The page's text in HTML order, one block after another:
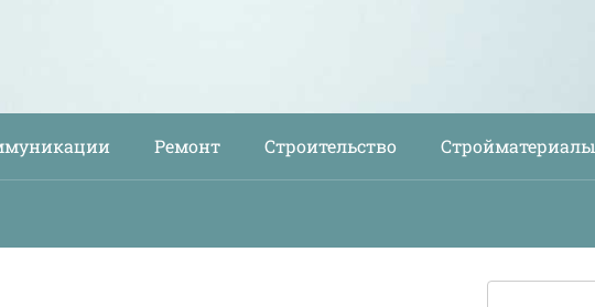
Ремонт Строительство Стройматериалы